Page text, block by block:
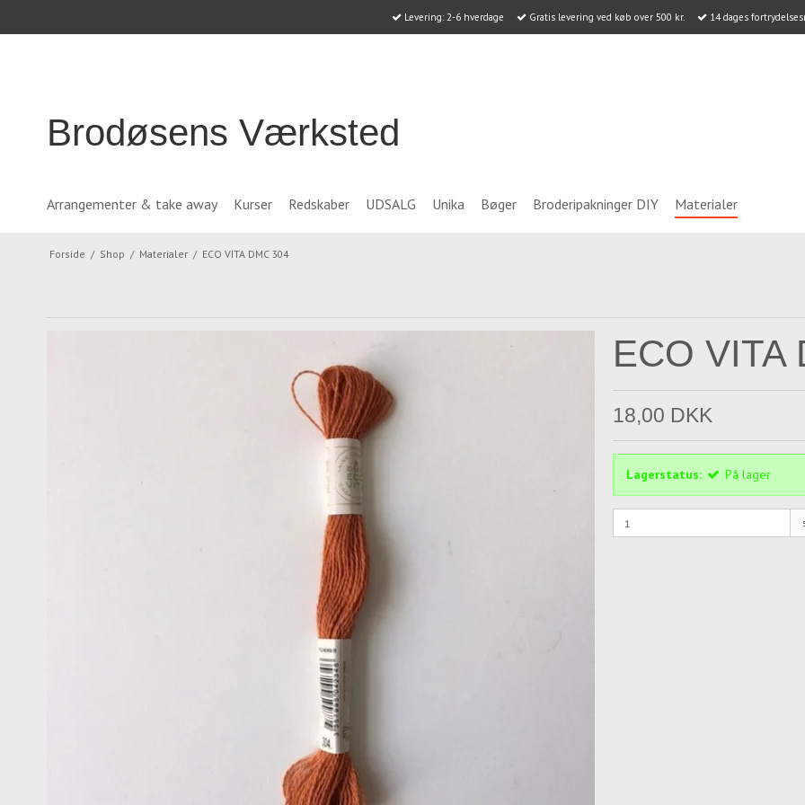
Levering: 2-6 hverdage Gratis levering ved køb over 500 kr. 14 dages
Brodøsens Værksted
Arrangementer & take away Kurser Redskaber UDSALG Unika Bøger Broderipakninger DIY Materialer
Forside / Shop / Materialer / ECO VITA DMC 304
ECO VITA
18,00 DKK
Lagerstatus: På lager